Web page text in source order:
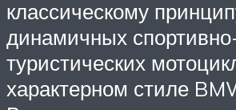
классическому
динамичных
туристических
характерном стиле